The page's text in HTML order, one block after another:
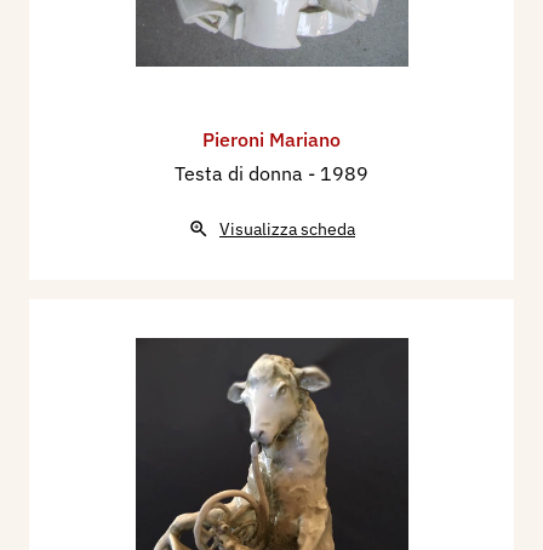
Pieroni Mariano
Testa di donna - 1989
Visualizza scheda